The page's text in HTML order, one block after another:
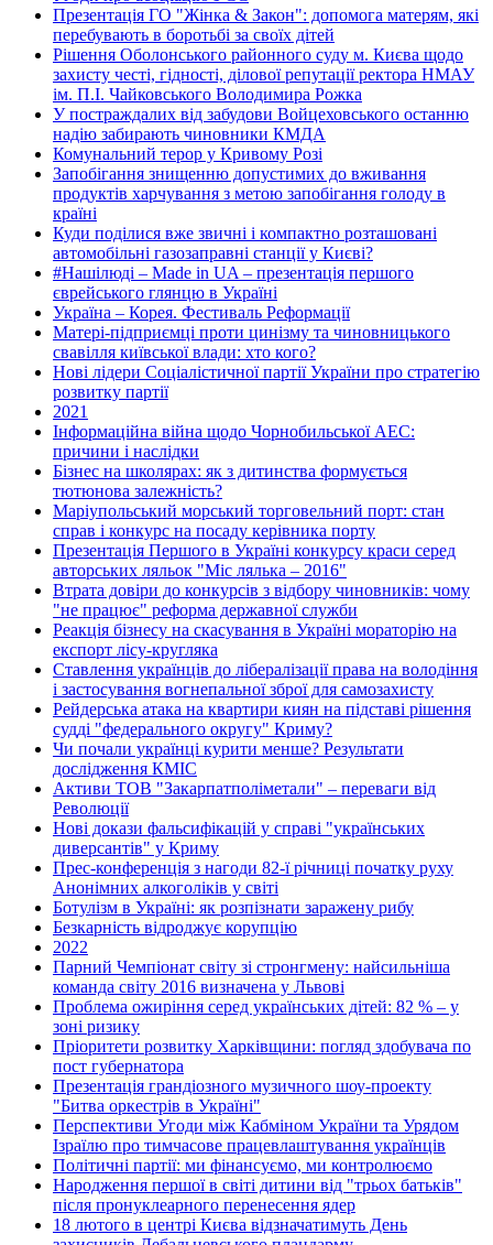
Презентація ГО "Жінка & Закон": допомога матерям, які
перебувають в боротьбі за своїх дітей
Рішення Оболонського районного суду м. Києва щодо
захисту честі, гідності, ділової репутації ректора НМАУ
ім. П.І. Чайковського Володимира Рожка
У постраждалих від забудови Войцеховського останню
надію забирають чиновники КМДА
Комунальний терор у Кривому Розі
Запобігання знищенню допустимих до вживання
продуктів харчування з метою запобігання голоду в
країні
Куди поділися вже звичні і компактно розташовані
автомобільні газозаправні станції у Києві?
#Нашілюді – Made in UA – презентація першого
єврейського глянцю в Україні
Україна – Корея. Фестиваль Реформації
Матері-підприємці проти цинізму та чиновницького
свавілля київської влади: хто кого?
Нові лідери Соціалістичної партії України про стратегію
розвитку партії
2021
Інформаційна війна щодо Чорнобильської АЕС:
причини і наслідки
Бізнес на школярах: як з дитинства формується
тютюнова залежність?
Маріупольський морський торговельний порт: стан
справ і конкурс на посаду керівника порту
Презентація Першого в Україні конкурсу краси серед
авторських ляльок "Міс лялька – 2016"
Втрата довіри до конкурсів з відбору чиновників: чому
"не працює" реформа державної служби
Реакція бізнесу на скасування в Україні мораторію на
експорт лісу-кругляка
Ставлення українців до лібералізації права на володіння
і застосування вогнепальної зброї для самозахисту
Рейдерська атака на квартири киян на підставі рішення
судді "федерального округу" Криму?
Чи почали українці курити менше? Результати
дослідження КМІС
Активи ТОВ "Закарпатполіметали" – переваги від
Революції
Нові докази фальсифікацій у справі "українських
диверсантів" у Криму
Прес-конференція з нагоди 82-ї річниці початку руху
Анонімних алкоголіків у світі
Ботулізм в Україні: як розпізнати заражену рибу
Безкарність відроджує корупцію
2022
Парний Чемпіонат світу зі стронгмену: найсильніша
команда світу 2016 визначена у Львові
Проблема ожиріння серед українських дітей: 82 % – у
зоні ризику
Пріоритети розвитку Харківщини: погляд здобувача по
пост губернатора
Презентація грандіозного музичного шоу-проекту
"Битва оркестрів в Україні"
Перспективи Угоди між Кабміном України та Урядом
Ізраїлю про тимчасове працевлаштування українців
Політичні партії: ми фінансуємо, ми контролюємо
Народження першої в світі дитини від "трьох батьків"
після пронуклеарного перенесення ядер
18 лютого в центрі Києва відзначатимуть День